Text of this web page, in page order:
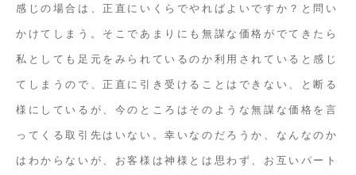
感じの場合は、正直にいくらでやればよいですか？と問い
かけてしまう。そこであまりにも無謀な価格がでてきたら
私としても足元をみられているのか利用されていると感じ
てしまうので、正直に引き受けることはできない、と断る
様にしているが、今のところはそのような無謀な価格を言
ってくる取引先はいない。幸いなのだろうか、なんなのか
はわからないが、お客様は神様とは思わず、お互いパート